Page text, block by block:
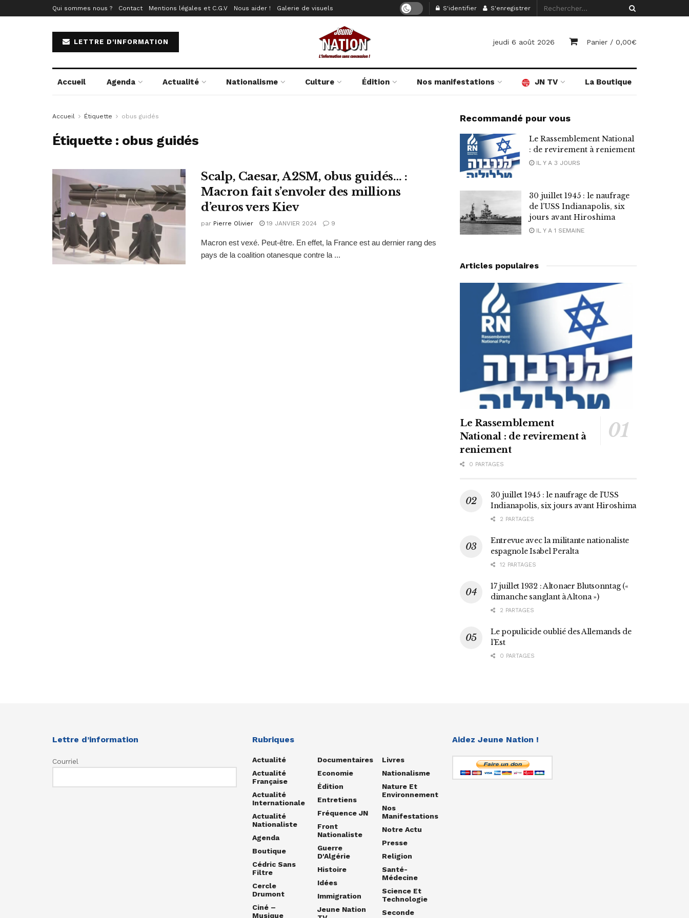
Qui sommes nous ? Contact Mentions légales et C.G.V Nous aider ! Galerie de visuels S'identifier S'enregistrer
LETTRE D'INFORMATION jeudi 6 août 2026 Panier / 0,00€
Accueil Agenda Actualité Nationalisme Culture Édition Nos manifestations JN TV La Boutique
Accueil Étiquette obus guidés
Étiquette : obus guidés
Scalp, Caesar, A2SM, obus guidés… :
Macron fait s’envoler des millions
d’euros vers Kiev
par Pierre Olivier 19 JANVIER 2024 9
Macron est vexé. Peut-être. En effet, la France est au dernier rang des
pays de la coalition otanesque contre la ...
Recommandé pour vous
Le Rassemblement National
: de revirement à reniement
IL Y A 3 JOURS
30 juillet 1945 : le naufrage
de l’USS Indianapolis, six
jours avant Hiroshima
IL Y A 1 SEMAINE
Articles populaires
Le Rassemblement
National : de revirement à
reniement
0 PARTAGES
30 juillet 1945 : le naufrage de l’USS
Indianapolis, six jours avant Hiroshima
2 PARTAGES
Entrevue avec la militante nationaliste
espagnole Isabel Peralta
12 PARTAGES
17 juillet 1932 : Altonaer Blutsonntag («
dimanche sanglant à Altona »)
2 PARTAGES
Le populicide oublié des Allemands de
l’Est
0 PARTAGES
Lettre d’information
Courriel
Rubriques
Actualité
Actualité
Française
Actualité
Internationale
Actualité
Nationaliste
Agenda
Boutique
Cédric Sans
Filtre
Cercle
Drumont
Ciné –
Musique
Documentaires
Economie
Édition
Entretiens
Fréquence JN
Front
Nationaliste
Guerre
D'Algérie
Histoire
Idées
Immigration
Jeune Nation
Livres
Nationalisme
Nature Et
Environnement
Nos
Manifestations
Notre Actu
Presse
Religion
Santé-
Médecine
Science Et
Technologie
Seconde
Aidez Jeune Nation !